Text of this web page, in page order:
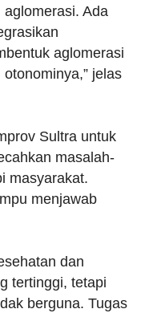
Ada
aglomerasi
jelas
Sultra untuk
masalah-
masyarakat.
menjawab
dan
tertinggi, tetapi
berguna. Tugas